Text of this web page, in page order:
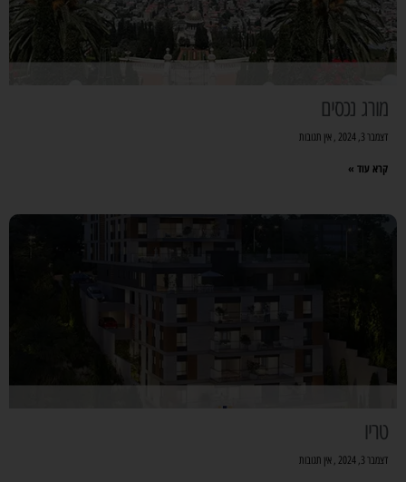
מורג נכסים
דצמבר 3, 2024 אין תגובות
קרא עוד »
טריו
דצמבר 3, 2024 אין תגובות